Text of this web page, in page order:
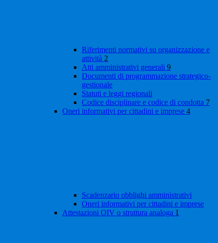
Riferimenti normativi su organizzazione e
attività 2
Atti amministrativi generali 9
Documenti di programmazione strategico-
gestionale
Statuti e leggi regionali
Codice disciplinare e codice di condotta 7
Oneri informativi per cittadini e imprese 4
Scadenzario obblighi amministrativi
Oneri informativi per cittadini e imprese
Attestazioni OIV o struttura analoga 1